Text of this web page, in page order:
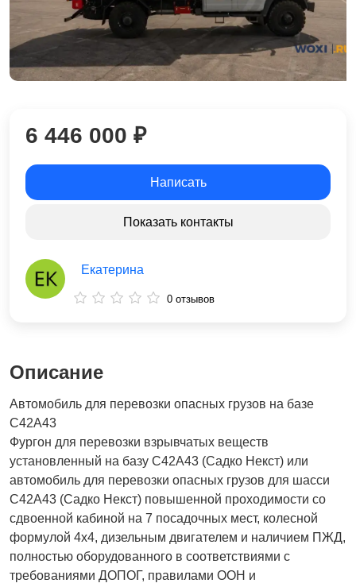
Описание
Автомобиль для перевозки опасных грузов на базе
С42А43
Фургон для перевозки взрывчатых веществ
установленный на базу С42А43 (Садко Некст) или
автомобиль для перевозки опасных грузов для шасси
С42А43 (Садко Некст) повышенной проходимости со
сдвоенной кабиной на 7 посадочных мест, колесной
формулой 4х4, дизельным двигателем и наличием ПЖД,
полностью оборудованного в соответствиями с
требованиями ДОПОГ, правилами ООН и
6 446 000 ₽
Написать
Показать контакты
Екатерина
0 отзывов